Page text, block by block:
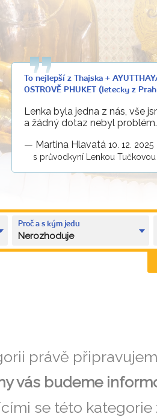
To nejlepší z Thajska +
OSTROVĚ PHUKET (letecky z
Lenka byla jedna z nás, vše
a žádný dotaz nebyl problém.
— Martina Hlavatá 10. 12. 2025
s průvodkyní Lenkou Tučkovou
Proč a s kým jedu
Nerozhoduje
právě
vás budeme
se této kategorie